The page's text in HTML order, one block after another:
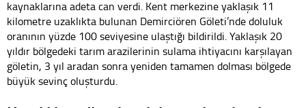
kaynaklarına adeta can verdi. Kent merkezine yaklaşık 11
kilometre uzaklıkta bulunan Demirciören Göleti’nde doluluk
oranının yüzde 100 seviyesine ulaştığı bildirildi. Yaklaşık 20
yıldır bölgedeki tarım arazilerinin sulama ihtiyacını karşılayan
göletin, 3 yıl aradan sonra yeniden tamamen dolması bölgede
büyük sevinç oluşturdu.